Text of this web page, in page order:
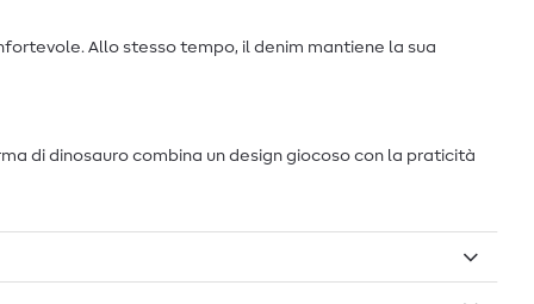
Allo stesso tempo, il denim mantiene la sua
di dinosauro combina un design giocoso con la praticità